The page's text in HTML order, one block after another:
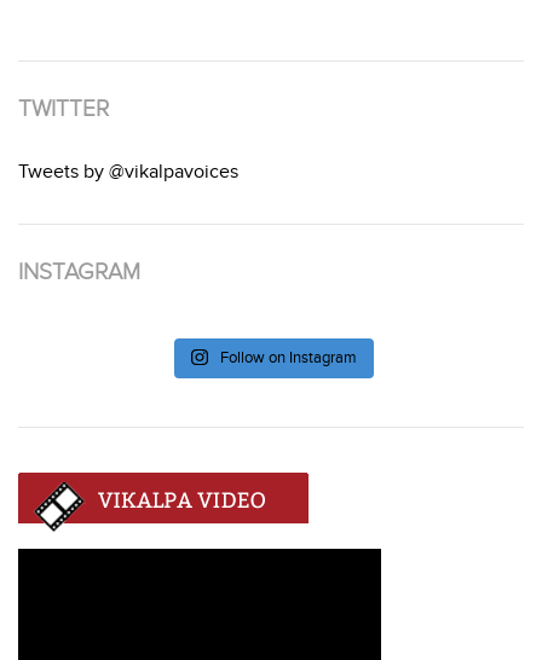
TWITTER
Tweets by @vikalpavoices
INSTAGRAM
Follow on Instagram